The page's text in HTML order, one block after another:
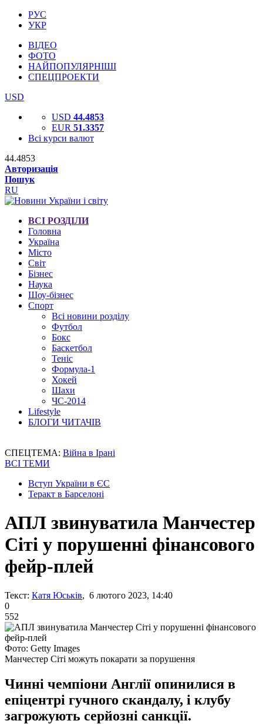
РУС
УКР
ВІДЕО
ФОТО
НАЙПОПУЛЯРНІШІ
СПЕЦПРОЕКТИ
USD
USD 44.4853
EUR 51.3357
Всі курси валют
44.4853
Авторизація
Пошук
RU
ВСІ РОЗДІЛИ
Головна
Україна
Місто
Світ
Бізнес
Наука
Шоу-бізнес
Спорт
Всі новини розділу
Футбол
Бокс
Баскетбол
Теніс
Формула-1
Хокей
Шахи
ЧС-2014
Lifestyle
БЛОГИ ЧИТАЧІВ
СПЕЦТЕМА: Війна в Ірані
ВСІ ТЕМИ
Вступ України в ЄС
Теракт в Барселоні
АПЛ звинуватила Манчестер
Сіті у порушенні фінансового
фейр-плей
Текст: Катя Юськів, 6 лютого 2023, 14:40
0
552
Фото: Getty Images
Манчестер Сіті можуть покарати за порушення
Чинні чемпіони Англії опинилися в
епіцентрі гучного скандалу, і клубу
загрожують серйозні санкції.